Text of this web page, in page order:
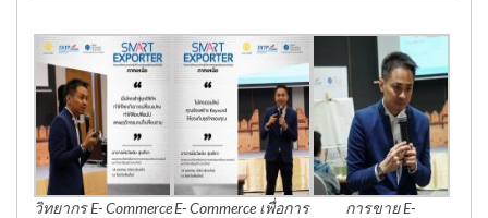
วิทยากร E- CommerceE- Commerce เพื่อการ
การขาย E-